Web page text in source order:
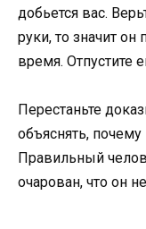
добьется вас.
руки, то значит
время. Отпустите
Перестаньте
объяснять,
Правильный
очарован, что он